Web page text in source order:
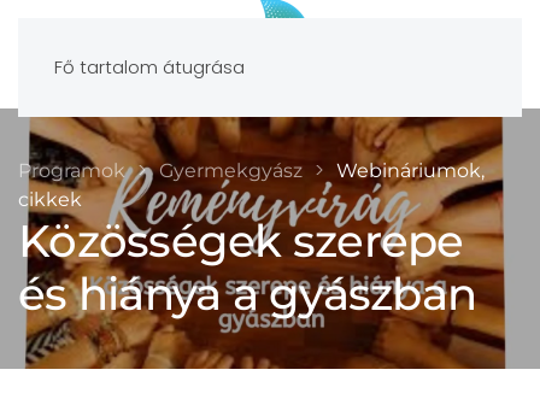
Fő tartalom átugrása
Programok Gyermekgyász
Webináriumok,
cikkek
Közösségek szerepe
és hiánya a gyászban